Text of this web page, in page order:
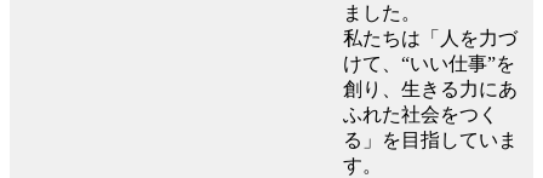
ました。
私たちは「人を力づ
けて、“いい仕事”を
創り、生きる力にあ
ふれた社会をつく
る」を目指していま
す。